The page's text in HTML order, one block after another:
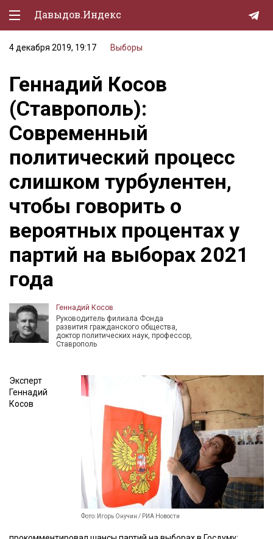
Давыдов.Индекс
Политическая жизнь
Экономика
Природа
Образование
Спорт
Культура
Lifestyle
Мурзилка
4 декабря 2019, 19:17 Выборы
Геннадий Косов
(Ставрополь):
Современный
политический процесс
слишком турбулентен,
чтобы говорить о
вероятных процентах у
партий на выборах 2021
года
Геннадий Косов
Руководитель филиала Фонда
развития гражданского общества,
доктор политических наук, профессор,
Ставрополь
Фото: Игорь Онучин / РИА Новости
Эксперт
Геннадий
Косов